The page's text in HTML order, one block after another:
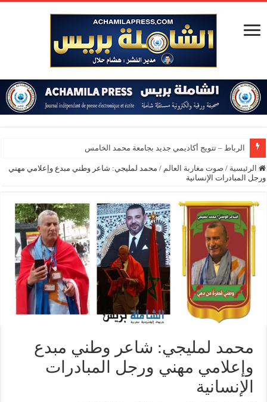
الرباط – تتويج أكاديمي جديد بجامعة محمد الخامس
الرئيسية / صوت مغاربة العالم / محمد لمليجي: شاعر وطني مبدع وإعلامي مهني
ورجل المبادرات الإنسانية
محمد لمليجي: شاعر وطني مبدع
وإعلامي مهني ورجل المبادرات
الإنسانية